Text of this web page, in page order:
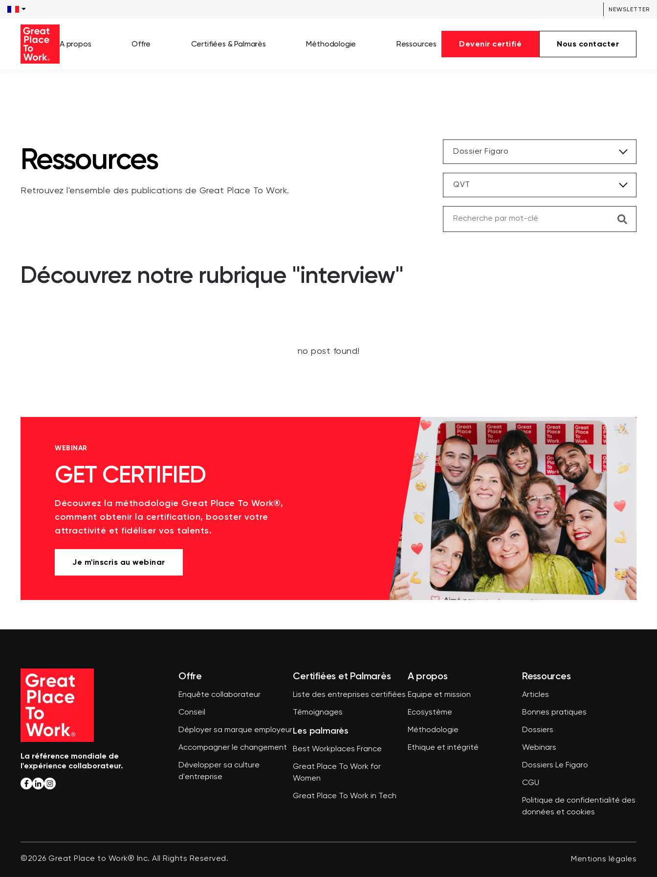
NEWSLETTER
A propos Offre Certifiées & Palmarès Méthodologie Ressources Devenir certifié Nous contacter
/**** SEARCH *****/ /**** END SEARCH *****/
Ressources
Retrouvez l'ensemble des publications de Great Place To Work.
Dossier Figaro
QVT
Découvrez notre rubrique "interview"
no post found!
WEBINAR
GET CERTIFIED
Découvrez la méthodologie Great Place To Work®,
comment obtenir la certification, booster votre
attractivité et fidéliser vos talents.
Je m'inscris au webinar
La référence mondiale de
l'expérience collaborateur.
Offre
Enquête collaborateur
Conseil
Déployer sa marque employeur
Accompagner le changement
Développer sa culture
d'entreprise
Certifiées et Palmarès
Liste des entreprises certifiées
Témoignages
Les palmarès
Best Workplaces France
Great Place To Work for
Women
Great Place To Work in Tech
A propos
Equipe et mission
Ecosystème
Méthodologie
Ethique et intégrité
Ressources
Articles
Bonnes pratiques
Dossiers
Webinars
Dossiers Le Figaro
CGU
Politique de confidentialité des
données et cookies
©2026 Great Place to Work® Inc. All Rights Reserved. Mentions légales